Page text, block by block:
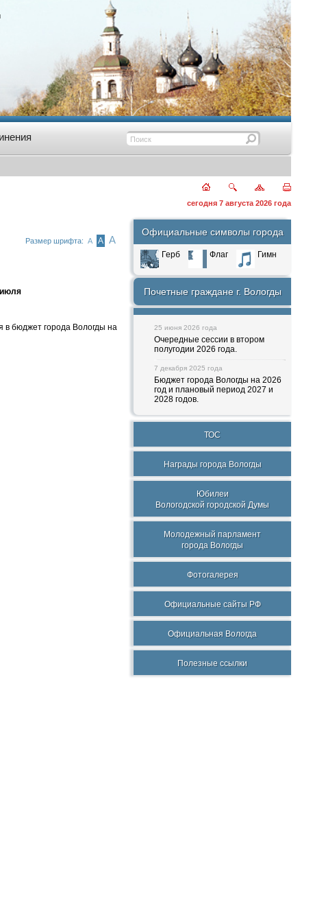
сегодня 7 августа 2026 года
Размер шрифта: А А А
июля
в бюджет города Вологды на
Официальные символы города
Герб Флаг Гимн
Почетные граждане г. Вологды
25 июня 2026 года
Очередные сессии в втором
полугодии 2026 года.
7 декабря 2025 года
Бюджет города Вологды на 2026
год и плановый период 2027 и
2028 годов.
ТОС
Награды города Вологды
Юбилеи
Вологодской городской Думы
Молодежный парламент
города Вологды
Фотогалерея
Официальные сайты РФ
Официальная Вологда
Полезные ссылки